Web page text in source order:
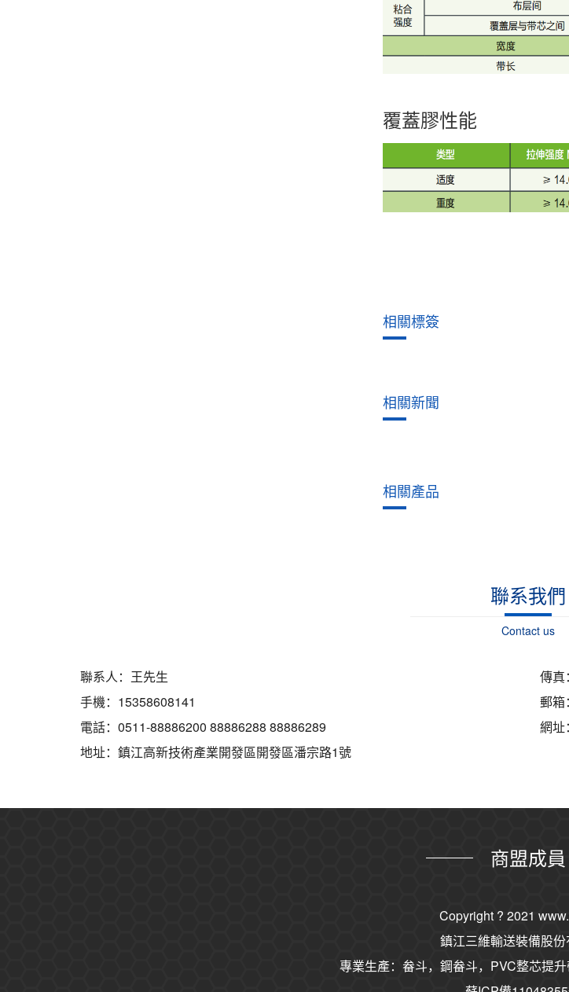
覆蓋膠性能
相關標簽
相關新聞
相關產品
聯系我們
Contact us
聯系人：王先生
手機：15358608141
電話：0511-88886200 88886288 88886289
地址：鎮江高新技術產業開發區開發區潘宗路1號
傳真
郵箱
網址
商盟成員
Copyright ? 2021
鎮江三維輸送裝備股
專業生產：畚斗，鋼畚斗，PVC整芯提升